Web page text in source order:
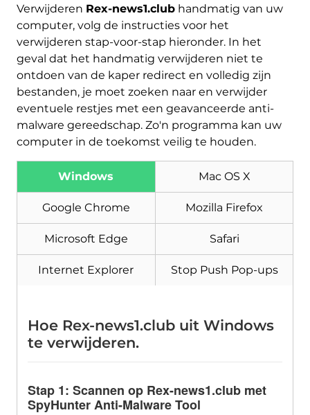
Verwijderen Rex-news1.clubhandmatig van uw
computer, volg de instructies voor het
verwijderen stap-voor-stap hieronder. In het
geval dat het handmatig verwijderen niet te
ontdoen van de kaper redirect en volledig zijn
bestanden, je moet zoeken naar en verwijder
eventuele restjes met een geavanceerde anti-
malware gereedschap. Zo'n programma kan uw
computer in de toekomst veilig te houden.
Windows Mac OS X
Google Chrome Mozilla Firefox
Microsoft Edge Safari
Internet Explorer Stop Push Pop-ups
Hoe Rex-news1.club uit Windows
te verwijderen.
Stap 1: Scannen op Rex-news1.club met
SpyHunter Anti-Malware Tool
Download
Malware Removal Tool